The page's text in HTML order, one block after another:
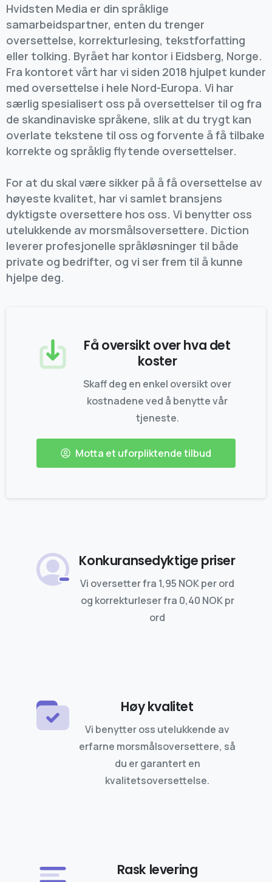
Hvidsten Media er din språklige
samarbeidspartner, enten du trenger
oversettelse, korrekturlesing, tekstforfatting
eller tolking. Byrået har kontor i Eidsberg, Norge.
Fra kontoret vårt har vi siden 2018 hjulpet kunder
med oversettelse i hele Nord-Europa. Vi har
særlig spesialisert oss på oversettelser til og fra
de skandinaviske språkene, slik at du trygt kan
overlate tekstene til oss og forvente å få tilbake
korrekte og språklig flytende oversettelser.
For at du skal være sikker på å få oversettelse av
høyeste kvalitet, har vi samlet bransjens
dyktigste oversettere hos oss. Vi benytter oss
utelukkende av morsmålsoversettere. Diction
leverer profesjonelle språkløsninger til både
private og bedrifter, og vi ser frem til å kunne
hjelpe deg.
Få oversikt over hva det
koster
Skaff deg en enkel oversikt over
kostnadene ved å benytte vår
tjeneste.
Motta et uforpliktende tilbud
Konkuransedyktige priser
Vi oversetter fra 1,95 NOK per ord
og korrekturleser fra 0,40 NOK pr
ord
Høy kvalitet
Vi benytter oss utelukkende av
erfarne morsmålsoversettere, så
du er garantert en
kvalitetsoversettelse.
Rask levering